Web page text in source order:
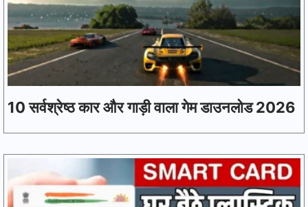
10 सर्वश्रेष्ठ कार और गाड़ी वाला गेम डाउनलोड 2026